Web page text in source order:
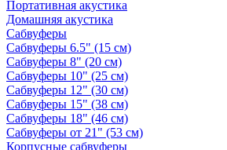
Портативная акустика
Домашняя акустика
Сабвуферы
Сабвуферы 6.5" (15 см)
Сабвуферы 8" (20 см)
Сабвуферы 10" (25 см)
Сабвуферы 12" (30 см)
Сабвуферы 15" (38 см)
Сабвуферы 18" (46 см)
Сабвуферы от 21" (53 см)
Корпусные сабвуферы